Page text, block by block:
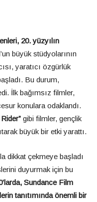
20. yüzyılın
büyük stüdyolarının
yaratıcı özgürlük
Bu durum,
İlk bağımsız filmler,
konulara odaklandı.
gibi filmler, gençlik
büyük bir etki yarattı.
dikkat çekmeye başladı
duyurmak için bu
Sundance Film
tanıtımında önemli bir